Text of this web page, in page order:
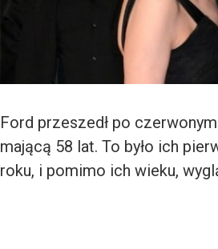
Ford przeszedł po
mającą 58 lat. To było ich
roku, i pomimo ich wieku,